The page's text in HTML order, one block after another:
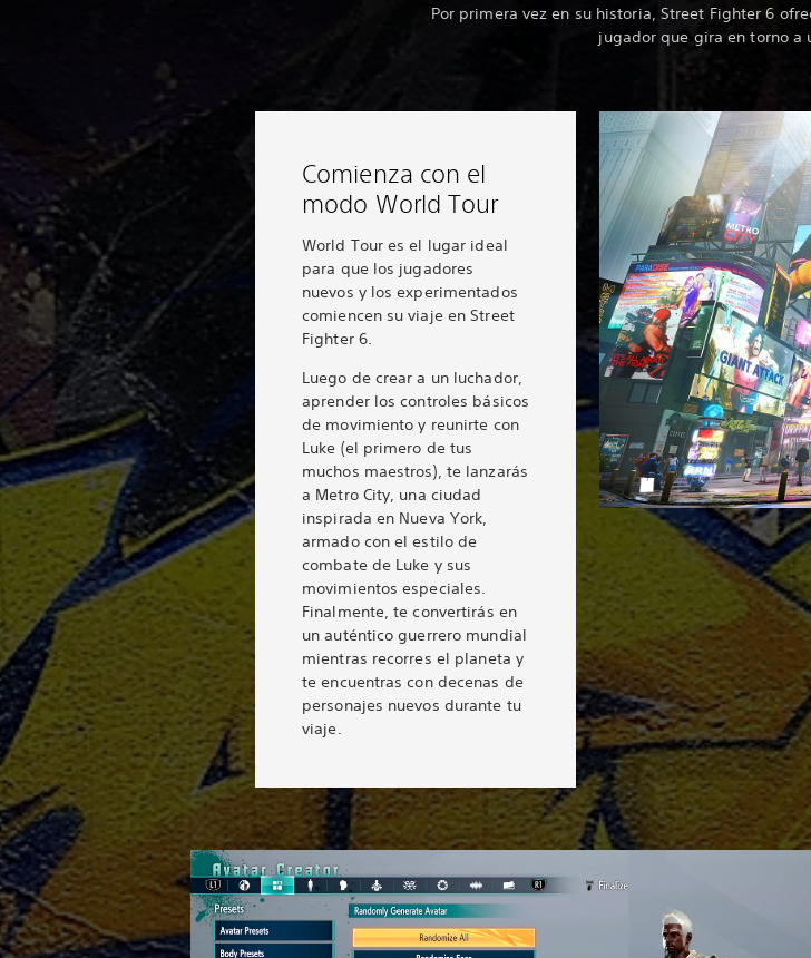
Por primera vez en su historia, Street Fighter 6
jugador que gira en torno a
Comienza con el
modo World Tour
World Tour es el lugar ideal
para que los jugadores
nuevos y los experimentados
comiencen su viaje en Street
Fighter 6.
Luego de crear a un luchador,
aprender los controles básicos
de movimiento y reunirte con
Luke (el primero de tus
muchos maestros), te lanzarás
a Metro City, una ciudad
inspirada en Nueva York,
armado con el estilo de
combate de Luke y sus
movimientos especiales.
Finalmente, te convertirás en
un auténtico guerrero mundial
mientras recorres el planeta y
te encuentras con decenas de
personajes nuevos durante tu
viaje.